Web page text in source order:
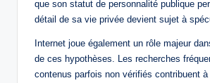
que son statut de personnalité publique
détail de sa vie privée devient sujet à
Internet joue également un rôle majeur
de ces hypothèses. Les recherches
contenus parfois non vérifiés contribuent à